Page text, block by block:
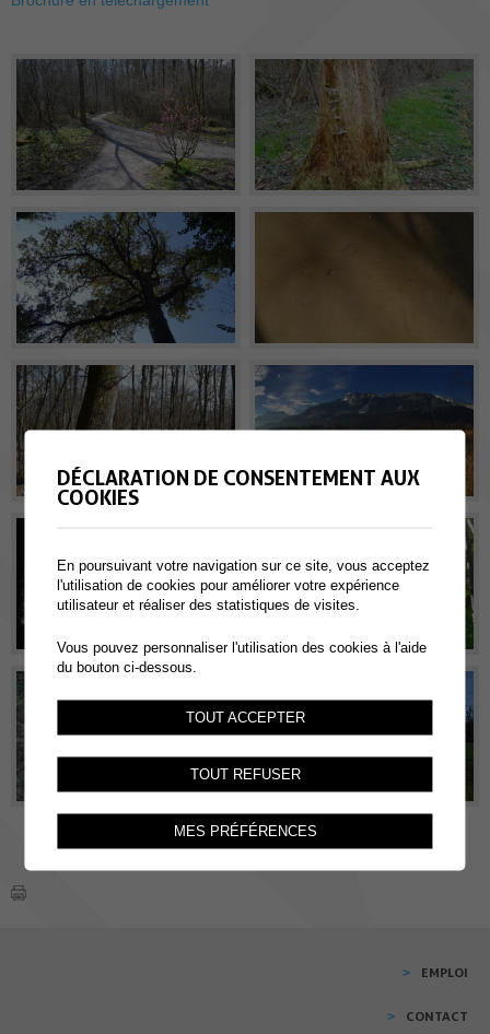
EMPLOI
CONTACT
DÉCLARATION DE CONSENTEMENT AUX
COOKIES
En poursuivant votre navigation sur ce site, vous acceptez
l'utilisation de cookies pour améliorer votre expérience
utilisateur et réaliser des statistiques de visites.
Vous pouvez personnaliser l'utilisation des cookies à l'aide
du bouton ci-dessous.
TOUT ACCEPTER
TOUT REFUSER
MES PRÉFÉRENCES